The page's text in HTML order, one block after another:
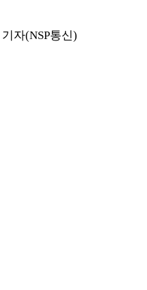
자(NSP통신)